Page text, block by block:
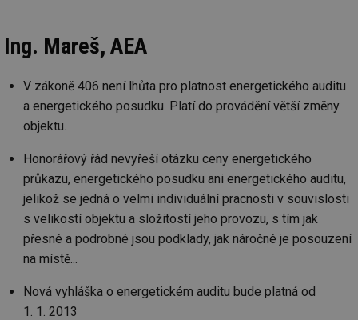
Ing. Mareš, AEA
V zákoně 406 není lhůta pro platnost energetického auditu
a energetického posudku. Platí do provádění větší změny
objektu.
Honorářový řád nevyřeší otázku ceny energetického
průkazu, energetického posudku ani energetického auditu,
jelikož se jedná o velmi individuální pracnosti v souvislosti
s velikostí objektu a složitostí jeho provozu, s tím jak
přesné a podrobné jsou podklady, jak náročné je posouzení
na místě...
Nová vyhláška o energetickém auditu bude platná od
1. 1. 2013